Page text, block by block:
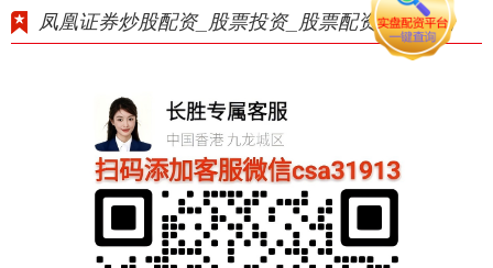
凤凰证券炒股配资_股票投资_股票配资专业平台